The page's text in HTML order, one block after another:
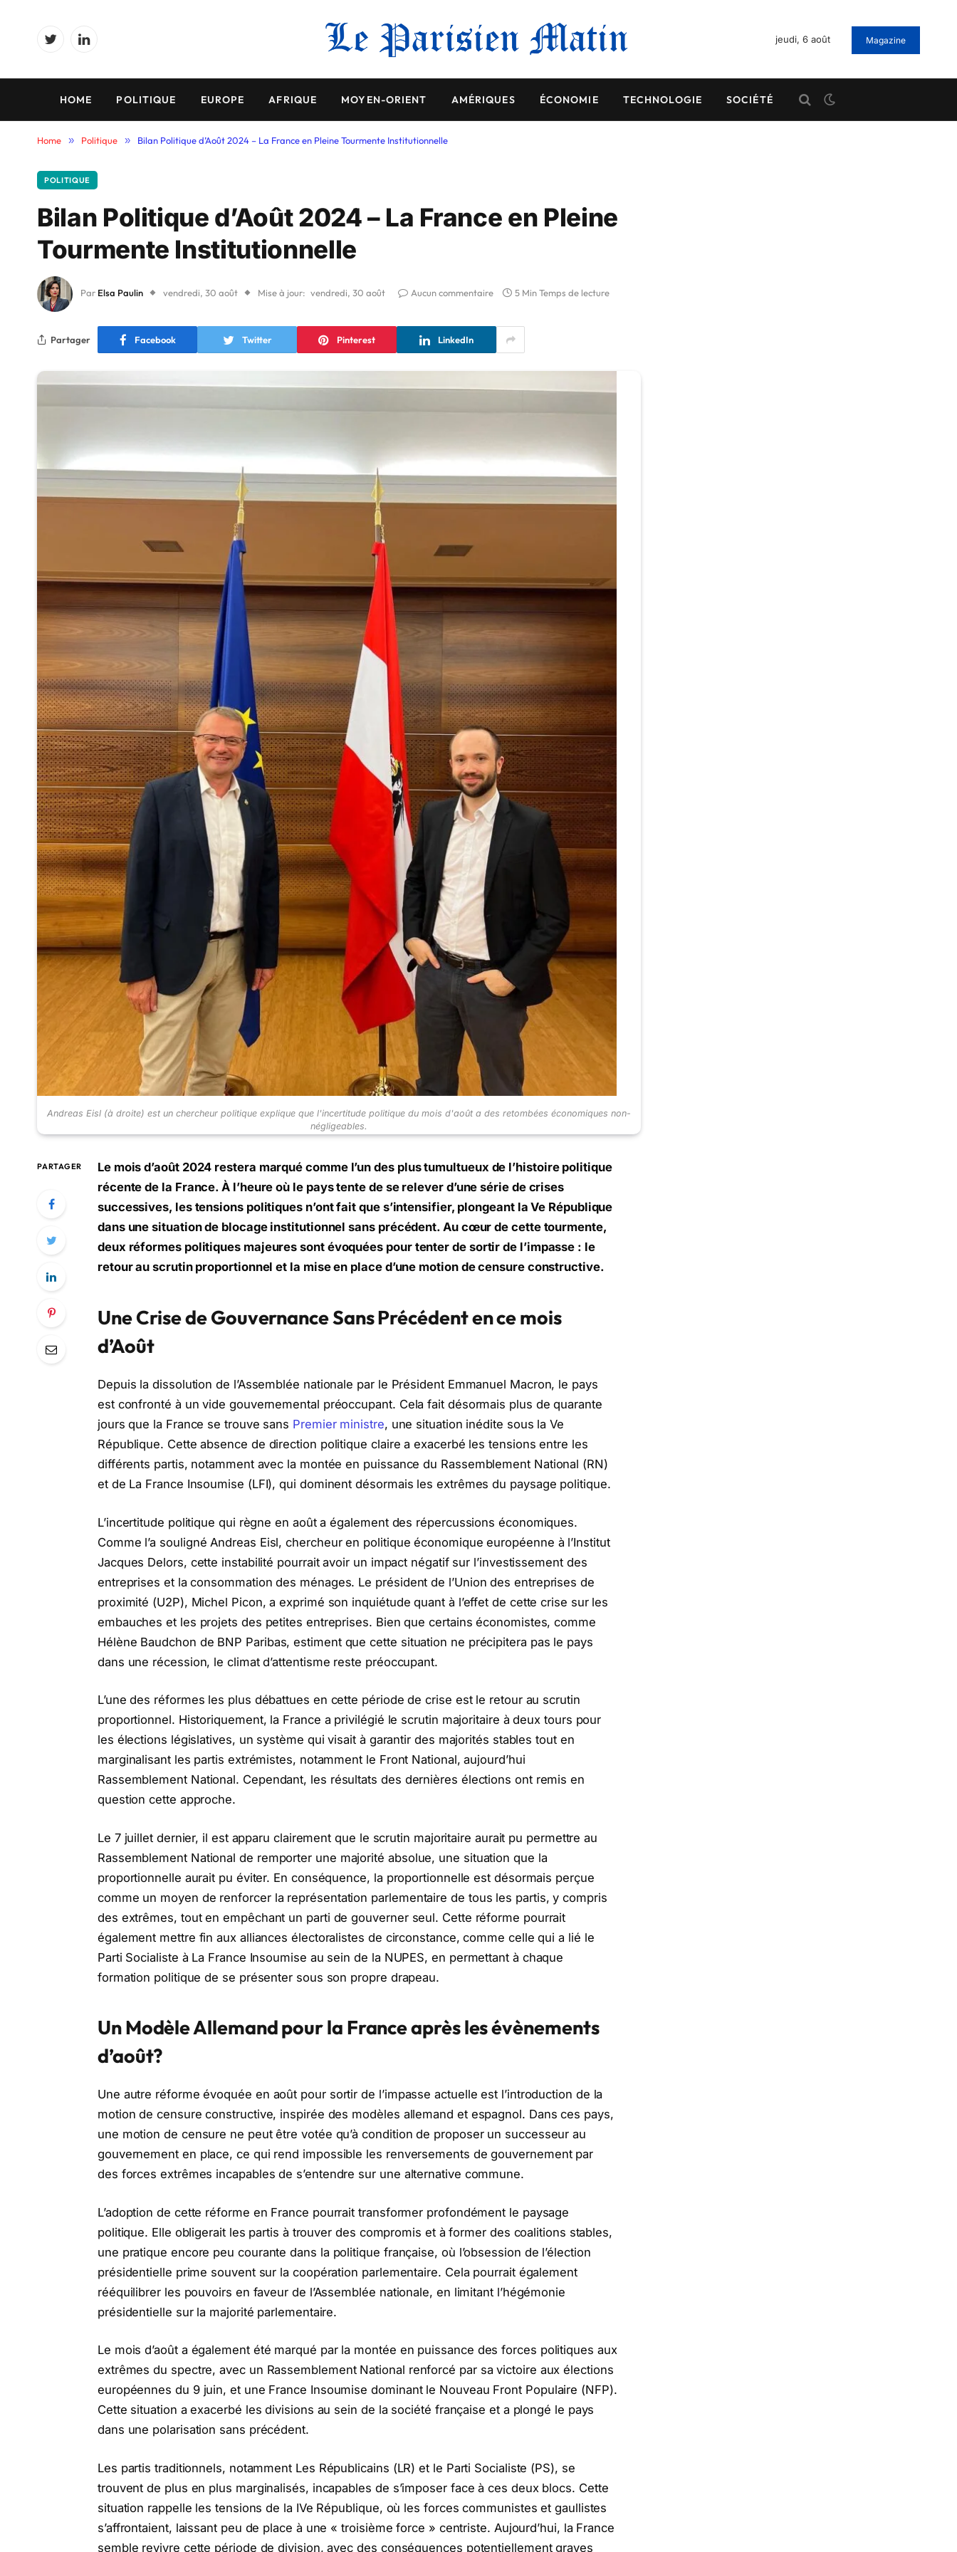
TwitterLinkedIn
jeudi, 6 août Magazine
HOME POLITIQUE EUROPE AFRIQUE MOYEN-ORIENT AMÉRIQUES ÉCONOMIE TECHNOLOGIE SOCIÉTÉ
Home » Politique » Bilan Politique d’Août 2024 – La France en Pleine Tourmente Institutionnelle
POLITIQUE
Bilan Politique d’Août 2024 – La France en Pleine
Tourmente Institutionnelle
Par Elsa Paulin vendredi, 30 août Mise à jour: vendredi, 30 août Aucun commentaire 5 Min Temps de lecture
Partager Facebook Twitter Pinterest LinkedIn
Andreas Eisl (à droite) est un chercheur politique explique que l'incertitude politique du mois d'août a des retombées économiques non-
négligeables.
PARTAGER
Le mois d’août 2024 restera marqué comme l’un des plus tumultueux de l’histoire politique
récente de la France. À l’heure où le pays tente de se relever d’une série de crises
successives, les tensions politiques n’ont fait que s’intensifier, plongeant la Ve République
dans une situation de blocage institutionnel sans précédent. Au cœur de cette tourmente,
deux réformes politiques majeures sont évoquées pour tenter de sortir de l’impasse : le
retour au scrutin proportionnel et la mise en place d’une motion de censure constructive.
Une Crise de Gouvernance Sans Précédent en ce mois
d’Août
Depuis la dissolution de l’Assemblée nationale par le Président Emmanuel Macron, le pays
est confronté à un vide gouvernemental préoccupant. Cela fait désormais plus de quarante
jours que la France se trouve sans Premier ministre, une situation inédite sous la Ve
République. Cette absence de direction politique claire a exacerbé les tensions entre les
différents partis, notamment avec la montée en puissance du Rassemblement National (RN)
et de La France Insoumise (LFI), qui dominent désormais les extrêmes du paysage politique.
L’incertitude politique qui règne en août a également des répercussions économiques.
Comme l’a souligné Andreas Eisl, chercheur en politique économique européenne à l’Institut
Jacques Delors, cette instabilité pourrait avoir un impact négatif sur l’investissement des
entreprises et la consommation des ménages. Le président de l’Union des entreprises de
proximité (U2P), Michel Picon, a exprimé son inquiétude quant à l’effet de cette crise sur les
embauches et les projets des petites entreprises. Bien que certains économistes, comme
Hélène Baudchon de BNP Paribas, estiment que cette situation ne précipitera pas le pays
dans une récession, le climat d’attentisme reste préoccupant.
L’une des réformes les plus débattues en cette période de crise est le retour au scrutin
proportionnel. Historiquement, la France a privilégié le scrutin majoritaire à deux tours pour
les élections législatives, un système qui visait à garantir des majorités stables tout en
marginalisant les partis extrémistes, notamment le Front National, aujourd’hui
Rassemblement National. Cependant, les résultats des dernières élections ont remis en
question cette approche.
Le 7 juillet dernier, il est apparu clairement que le scrutin majoritaire aurait pu permettre au
Rassemblement National de remporter une majorité absolue, une situation que la
proportionnelle aurait pu éviter. En conséquence, la proportionnelle est désormais perçue
comme un moyen de renforcer la représentation parlementaire de tous les partis, y compris
des extrêmes, tout en empêchant un parti de gouverner seul. Cette réforme pourrait
également mettre fin aux alliances électoralistes de circonstance, comme celle qui a lié le
Parti Socialiste à La France Insoumise au sein de la NUPES, en permettant à chaque
formation politique de se présenter sous son propre drapeau.
Un Modèle Allemand pour la France après les évènements
d’août?
Une autre réforme évoquée en août pour sortir de l’impasse actuelle est l’introduction de la
motion de censure constructive, inspirée des modèles allemand et espagnol. Dans ces pays,
une motion de censure ne peut être votée qu’à condition de proposer un successeur au
gouvernement en place, ce qui rend impossible les renversements de gouvernement par
des forces extrêmes incapables de s’entendre sur une alternative commune.
L’adoption de cette réforme en France pourrait transformer profondément le paysage
politique. Elle obligerait les partis à trouver des compromis et à former des coalitions stables,
une pratique encore peu courante dans la politique française, où l’obsession de l’élection
présidentielle prime souvent sur la coopération parlementaire. Cela pourrait également
rééquilibrer les pouvoirs en faveur de l’Assemblée nationale, en limitant l’hégémonie
présidentielle sur la majorité parlementaire.
Le mois d’août a également été marqué par la montée en puissance des forces politiques aux
extrêmes du spectre, avec un Rassemblement National renforcé par sa victoire aux élections
européennes du 9 juin, et une France Insoumise dominant le Nouveau Front Populaire (NFP).
Cette situation a exacerbé les divisions au sein de la société française et a plongé le pays
dans une polarisation sans précédent.
Les partis traditionnels, notamment Les Républicains (LR) et le Parti Socialiste (PS), se
trouvent de plus en plus marginalisés, incapables de s’imposer face à ces deux blocs. Cette
situation rappelle les tensions de la IVe République, où les forces communistes et gaullistes
s’affrontaient, laissant peu de place à une « troisième force » centriste. Aujourd’hui, la France
semble revivre cette période de division, avec des conséquences potentiellement graves